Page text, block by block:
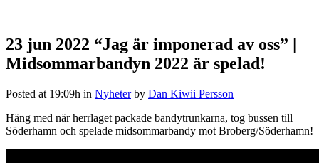
23 jun 2022 “Jag är imponerad av oss” |
Midsommarbandyn 2022 är spelad!
Posted at 19:09h in Nyheter by Dan Kiwii Persson
Häng med när herrlaget packade bandytrunkarna, tog bussen till
Söderhamn och spelade midsommarbandy mot Broberg/Söderhamn!